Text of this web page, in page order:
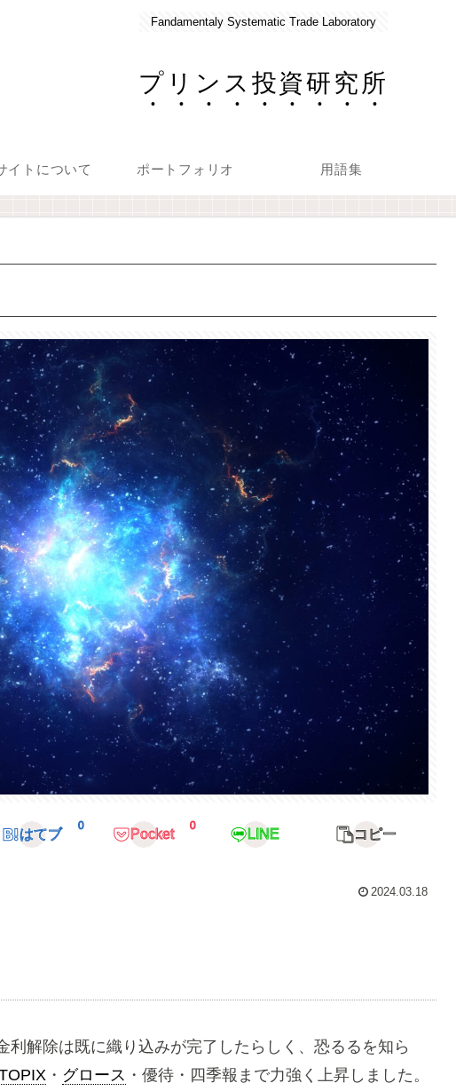
Fandamentaly Systematic Trade Laboratory
プリンス投資研究所
イトについて ポートフォリオ 用語集
はてブ
0
Pocket
0
LINE コピー
2024.03.18
利解除は既に織り込みが完了したらしく、恐るるを知ら
・ グロース ・優待・四季報まで力強く上昇しました。